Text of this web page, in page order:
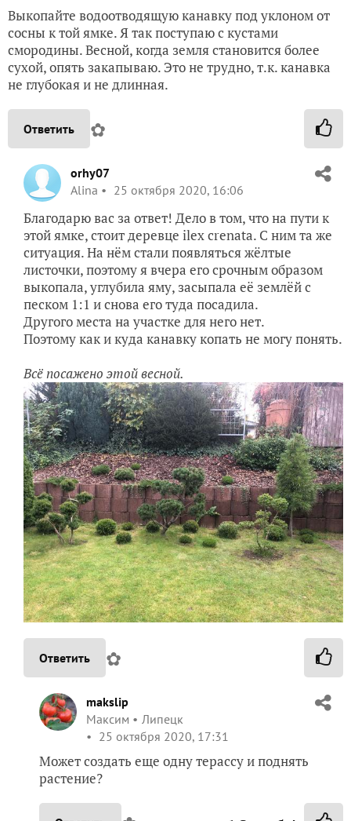
Выкопайте водоотводящую канавку под уклоном от
сосны к той ямке. Я так поступаю с кустами
смородины. Весной, когда земля становится более
сухой, опять закапываю. Это не трудно, т.к. канавка
не глубокая и не длинная.
Ответить ✿
orhy07
Alina
25 октября 2020, 16:06
Благодарю вас за ответ! Дело в том, что на пути к
этой ямке, стоит деревце ilex crenata. С ним та же
ситуация. На нём стали появляться жёлтые
листочки, поэтому я вчера его срочным образом
выкопала, углубила яму, засыпала её землёй с
песком 1:1 и снова его туда посадила.
Другого места на участке для него нет.
Поэтому как и куда канавку копать не могу понять.
Всё посажено этой весной.
Ответить ✿
makslip
Максим
Липецк
25 октября 2020, 17:31
Может создать еще одну терассу и поднять
растение?